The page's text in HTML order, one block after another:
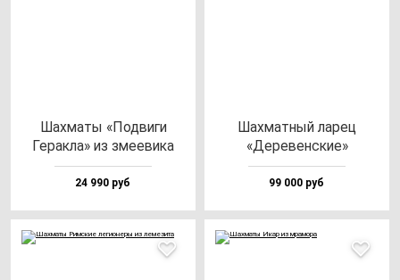
Шах­ма­ты «Под­ви­ги
Герак­ла» из зме­еви­ка
24 990 руб
Шах­мат­ный ла­рец
«Дере­вен­ские»
99 000 руб